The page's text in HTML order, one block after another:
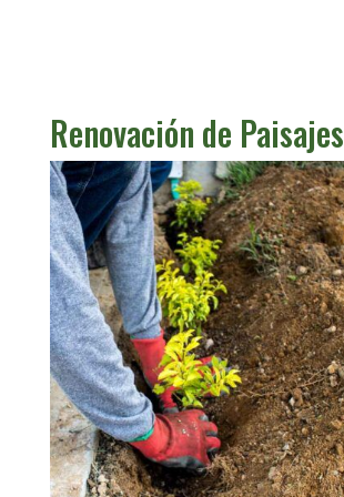
Renovación de Paisajes